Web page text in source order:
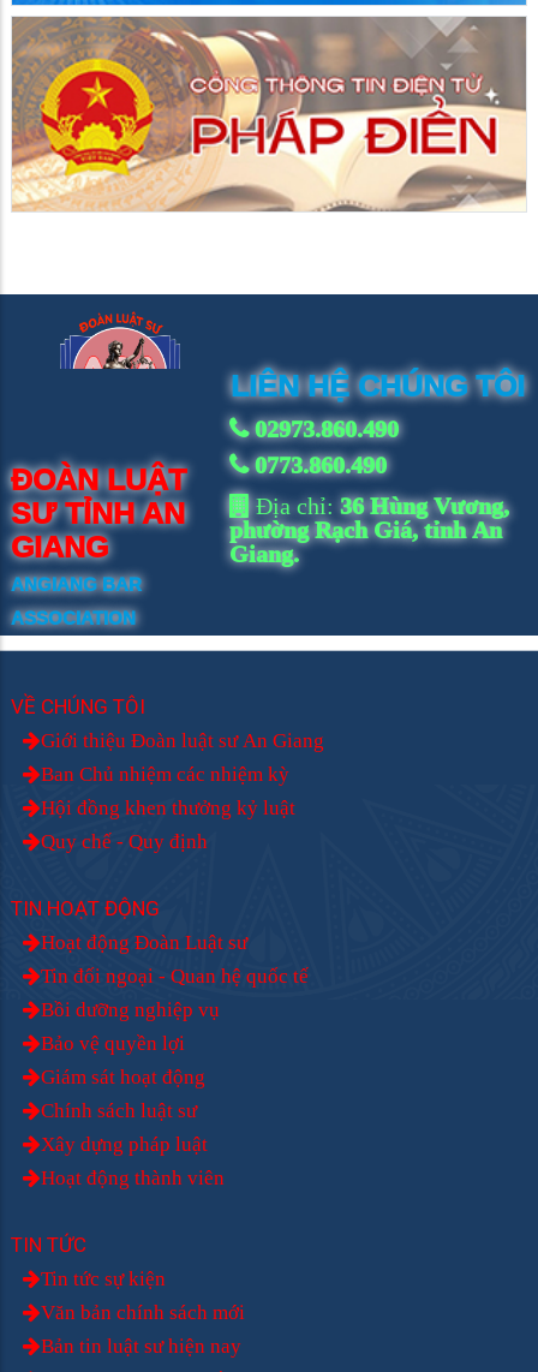
ĐOÀN LUẬT
SƯ TỈNH AN
GIANG
ANGIANG BAR
ASSOCIATION
LIÊN HỆ CHÚNG TÔI
02973.860.490
0773.860.490
Địa chỉ: 36 Hùng Vương,
phường Rạch Giá, tỉnh An
Giang.
VỀ CHÚNG TÔI
Giới thiệu Đoàn luật sư An Giang
Ban Chủ nhiệm các nhiệm kỳ
Hội đồng khen thưởng kỷ luật
Quy chế - Quy định
TIN HOẠT ĐỘNG
Hoạt động Đoàn Luật sư
Tin đối ngoại - Quan hệ quốc tế
Bồi dưỡng nghiệp vụ
Bảo vệ quyền lợi
Giám sát hoạt động
Chính sách luật sư
Xây dựng pháp luật
Hoạt động thành viên
TIN TỨC
Tin tức sự kiện
Văn bản chính sách mới
Bản tin luật sư hiện nay